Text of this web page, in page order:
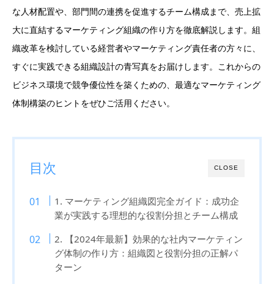
な人材配置や、部門間の連携を促進するチーム構成まで、売上拡
大に直結するマーケティング組織の作り方を徹底解説します。組
織改革を検討している経営者やマーケティング責任者の方々に、
すぐに実践できる組織設計の青写真をお届けします。これからの
ビジネス環境で競争優位性を築くための、最適なマーケティング
体制構築のヒントをぜひご活用ください。
CLOSE
目次
1. マーケティング組織図完全ガイド：成功企
業が実践する理想的な役割分担とチーム構成
2. 【2024年最新】効果的な社内マーケティン
グ体制の作り方：組織図と役割分担の正解パ
ターン